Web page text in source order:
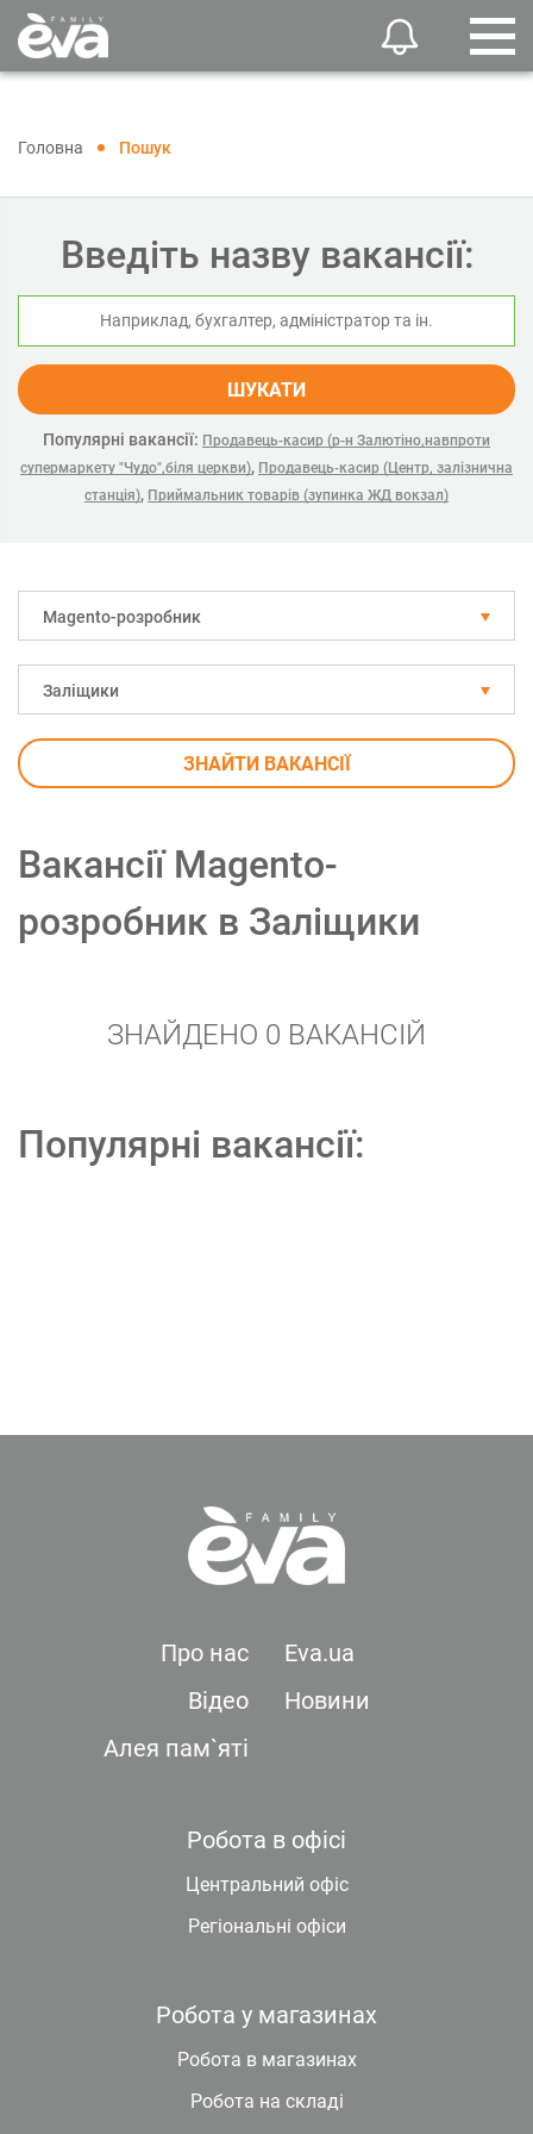
Головна Пошук
Введіть назву вакансії:
ШУКАТИ
Популярні вакансії: Продавець-касир (р-н Залютіно,навпроти
супермаркету "Чудо",біля церкви), Продавець-касир (Центр, залізнична
станція), Приймальник товарів (зупинка ЖД вокзал)
Magento-розробник
Заліщики
ЗНАЙТИ ВАКАНСІЇ
Вакансії Magento-
розробник в Заліщики
ЗНАЙДЕНО 0 ВАКАНСІЙ
Популярні вакансії:
Про нас
Eva.ua
Відео
Новини
Алея пам`яті
Робота в офісі
Центральний офіс
Регіональні офіси
Робота у магазинах
Робота в магазинах
Робота на складі